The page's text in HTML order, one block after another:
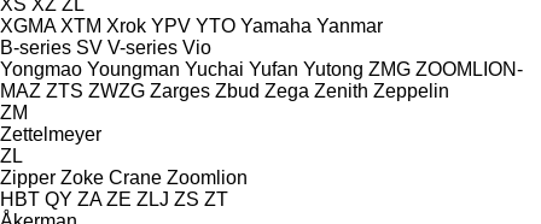
XGMA XTM Xrok YPV YTO Yamaha Yanmar
B-series SV V-series Vio
Yongmao Youngman Yuchai Yufan Yutong ZMG ZOOMLION-
MAZ ZTS ZWZG Zarges Zbud Zega Zenith Zeppelin
ZM
Zettelmeyer
ZL
Zipper Zoke Crane Zoomlion
HBT QY ZA ZE ZLJ ZS ZT